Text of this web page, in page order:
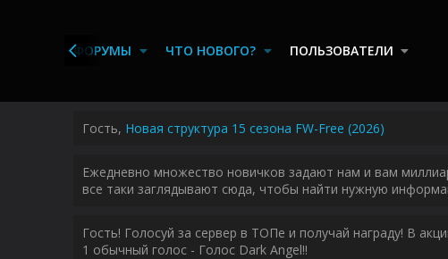
ФОРУМЫ ЧТО НОВОГО? ПОЛЬЗОВАТЕЛИ
Гость, Новая структура 15 сезона FW-Free (2026)
Ежедневно множество новичков задают нам и вам
все таки заглядывают сюда, чтобы найти нужную
Гость! Голосуй за сервер в ТОПе и получай награду! В
1 обычный голос - Голос Dark Angel!!